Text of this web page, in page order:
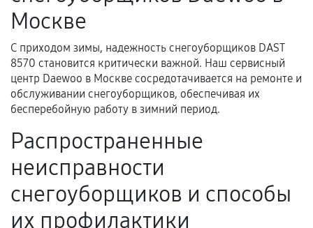
техническим характеристикам.
Документы для подтверждения
гарантии
Акт выполненных работ с датой, перечнем
услуг и сроком гарантии.
Документы на установленные комплектующие
и кассовый чек.
Москве
С приходом зимы, надежность снегоуборщиков DAST
8570 становится критически важной. Наш сервисный
центр Daewoo в Москве сосредотачивается на ремонте и
обслуживании снегоуборщиков, обеспечивая их
бесперебойную работу в зимний период.
Распространенные
неисправности
снегоуборщиков и способы
их профилактики